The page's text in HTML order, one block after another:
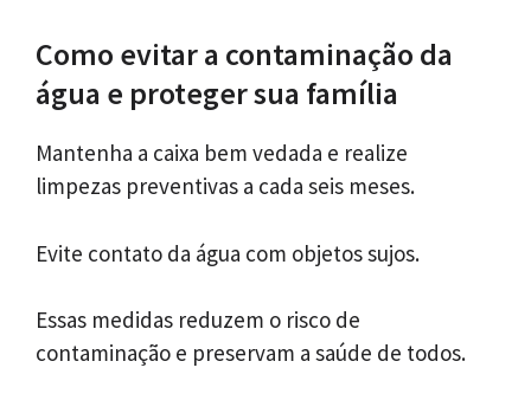
Como evitar a contaminação da
água e proteger sua família
Mantenha a caixa bem vedada e realize
limpezas preventivas a cada seis meses.
Evite contato da água com objetos sujos.
Essas medidas reduzem o risco de
contaminação e preservam a saúde de todos.